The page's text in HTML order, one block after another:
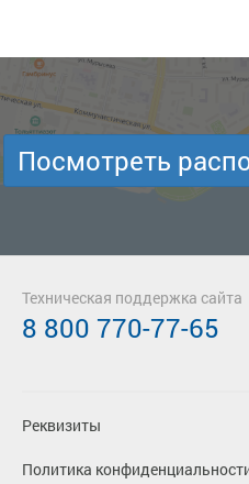
Посмотреть
Реквизиты
Политика
Техническая поддержка сайта
8 800 770-77-65